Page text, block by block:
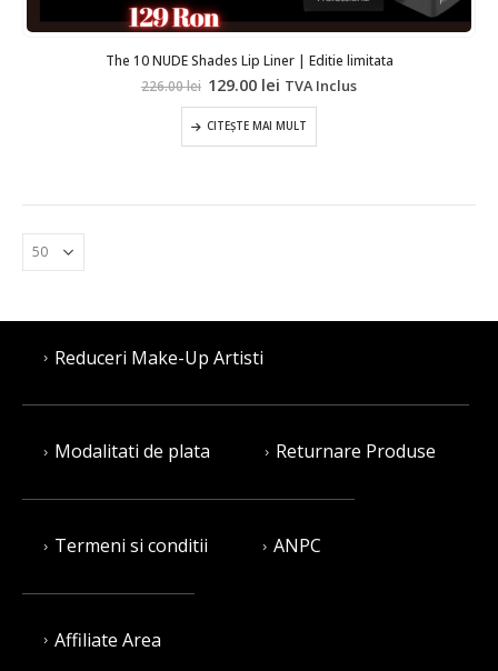
The 10 NUDE Shades Lip Liner | Editie limitata
226.00lei Prețul
inițial
a
fost:
226.00 lei.
129.00 lei Prețul
curent
este:
129.00 lei.
TVA Inclus
CITEȘTE MAI MULT
Reduceri Make-Up Artisti
Modalitati de plata Returnare Produse
Termeni si conditii ANPC
Affiliate Area